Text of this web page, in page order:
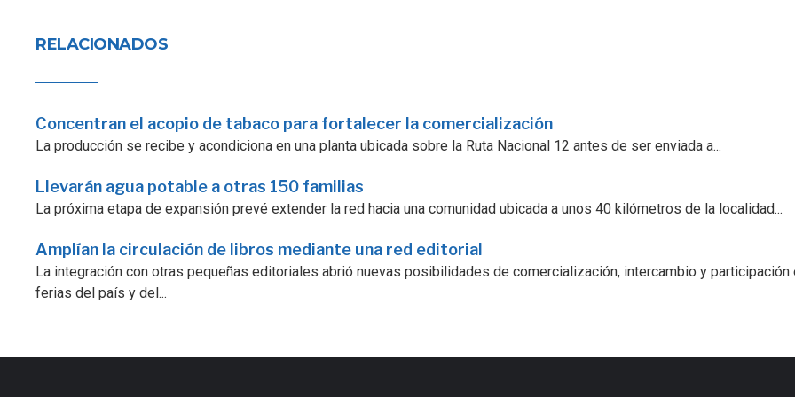
RELACIONADOS
Concentran el acopio de tabaco para fortalecer la comercialización
La producción se recibe y acondiciona en una planta ubicada sobre la Ruta Nacional 12 antes de ser enviada a...
Llevarán agua potable a otras 150 familias
La próxima etapa de expansión prevé extender la red hacia una comunidad ubicada a unos 40 kilómetros de la localidad...
Amplían la circulación de libros mediante una red editorial
La integración con otras pequeñas editoriales abrió nuevas posibilidades de comercialización, intercambio y participación
ferias del país y del...